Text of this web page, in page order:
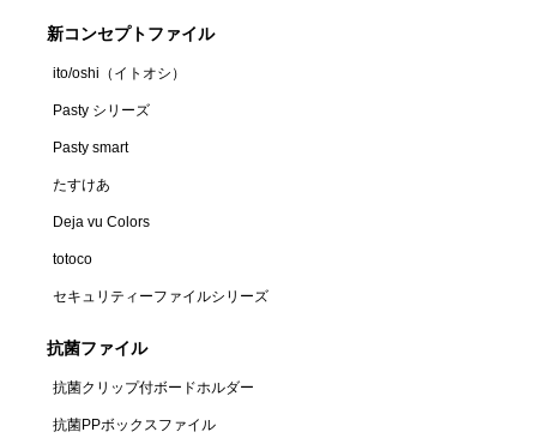
新コンセプトファイル
ito/oshi（イトオシ）
Pasty シリーズ
Pasty smart
たすけあ
Deja vu Colors
totoco
セキュリティーファイルシリーズ
抗菌ファイル
抗菌クリップ付ボードホルダー
抗菌PPボックスファイル